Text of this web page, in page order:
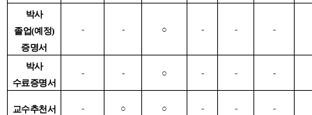
박사
졸업(예정)
증명서
- - ○ - - -
박사
수료증명서
- - ○ - - -
교수추천서 - ○ ○ - - -